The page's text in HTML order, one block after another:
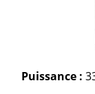
Puissance :